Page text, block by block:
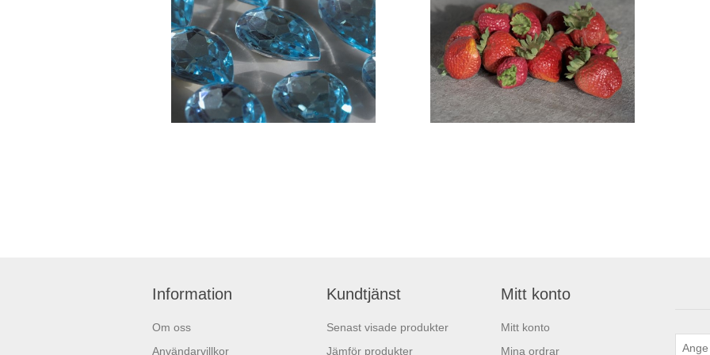
Information
Om oss
Användarvillkor
Kundtjänst
Senast visade produkter
Jämför produkter
Mitt konto
Mitt konto
Mina ordrar